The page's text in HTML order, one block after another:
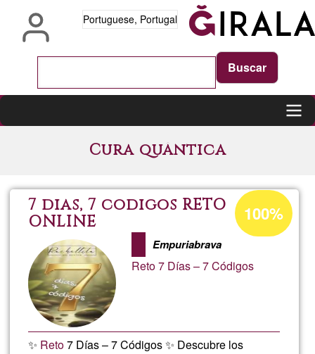
Passar
principal
Portuguese, Portugal
navigation
Cura quântica
7 dias, 7 codigos RETO
ONLINE
Empuriabrava
Reto 7 Días – 7 Códigos
✨ Reto7 Días – 7 Códigos ✨ Descubre los
Percentagem
de
aceitação
100%